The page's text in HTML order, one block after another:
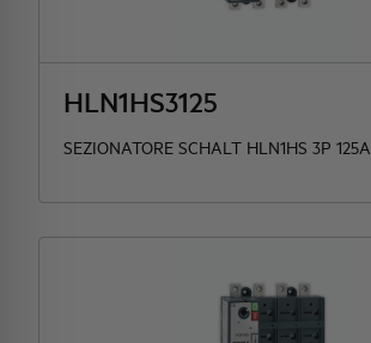
HLN1HS3125
SEZIONATORE SCHALT HLN1HS 3P 125A
HQ & TEAM
IMPEGNO SOCIALE